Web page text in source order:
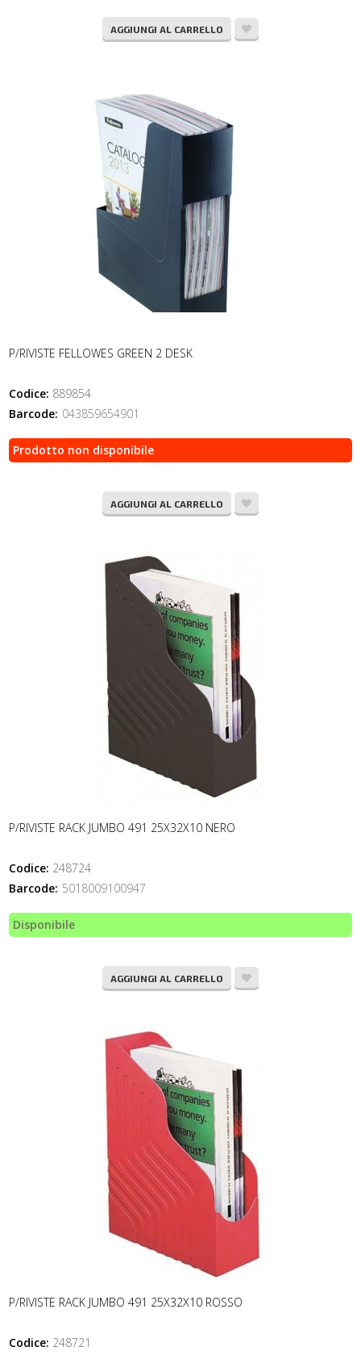
AGGIUNGI AL CARRELLO
P/RIVISTE FELLOWES GREEN 2 DESK
Codice: 889854
Barcode: 043859654901
Prodotto non disponibile
AGGIUNGI AL CARRELLO
P/RIVISTE RACK JUMBO 491 25X32X10 NERO
Codice: 248724
Barcode: 5018009100947
Disponibile
AGGIUNGI AL CARRELLO
P/RIVISTE RACK JUMBO 491 25X32X10 ROSSO
Codice: 248721